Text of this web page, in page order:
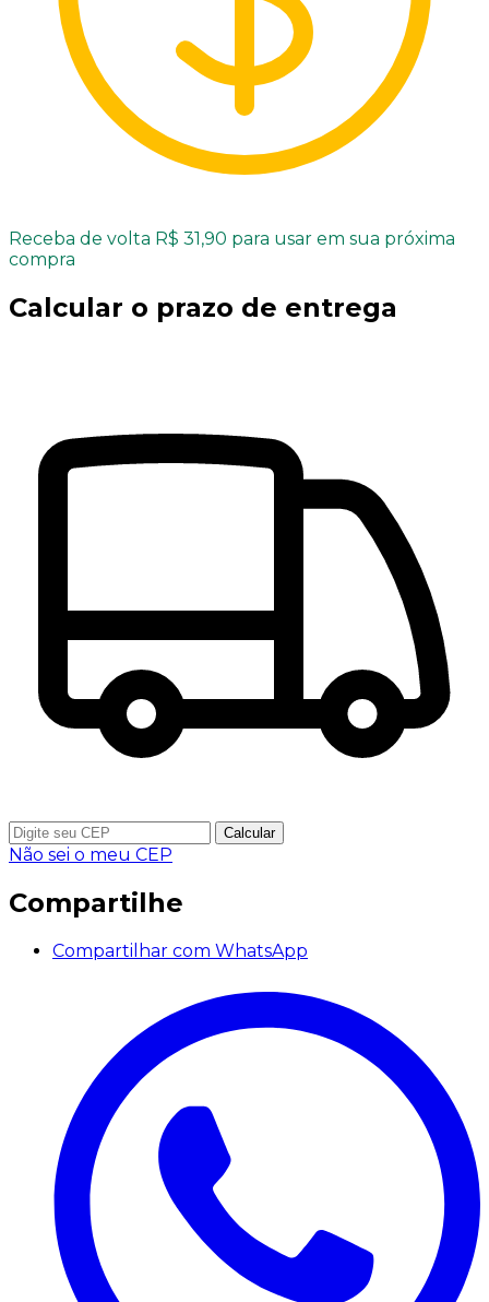
Receba de volta R$ 31,90 para usar em sua próxima
compra
Calcular o prazo de entrega
Calcular
Não sei o meu CEP
Compartilhe
Compartilhar com WhatsApp